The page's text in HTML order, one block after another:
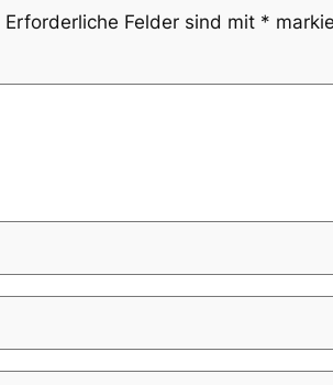
Erforderliche Felder sind mit *